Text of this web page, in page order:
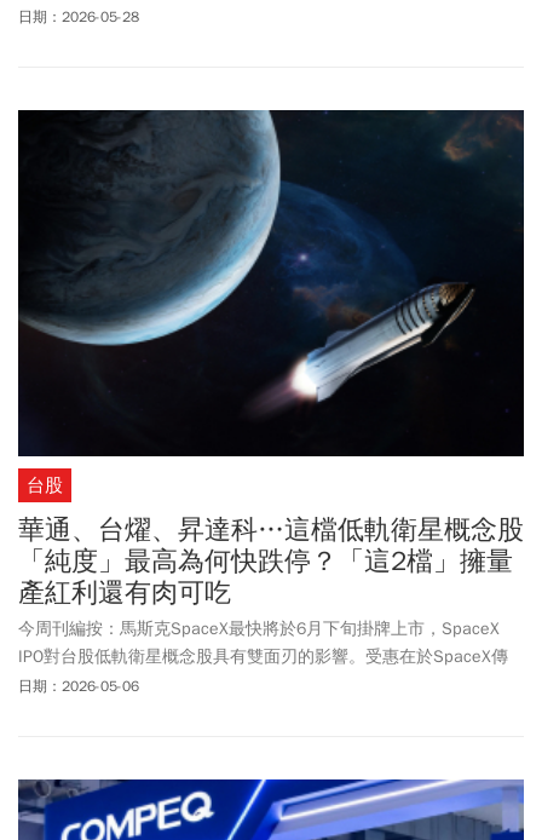
法人業務經驗出發，透過開賓士接送客戶，換取與投資前輩長時間
游與同族群公司，以判斷資金流向，並以開放學習心態持續進化。
日期：2026-05-28
台股
華通、台燿、昇達科…這檔低軌衛星概念股
「純度」最高為何快跌停？「這2檔」擁量
產紅利還有肉可吃
今周刊編按：馬斯克SpaceX最快將於6月下旬掛牌上市，SpaceX
IPO對台股低軌衛星概念股具有雙面刃的影響。受惠在於SpaceX傳
出可能於Nasdaq掛牌，帶動昇達科（3491）、啟碁（6285）、台
在1315元，上漲95元。另一方面，SpaceX在公開文件揭露「太空
AI」與「商業化風險」仍處初期階段、具高度不確定性，使華通
日期：2026-05-06